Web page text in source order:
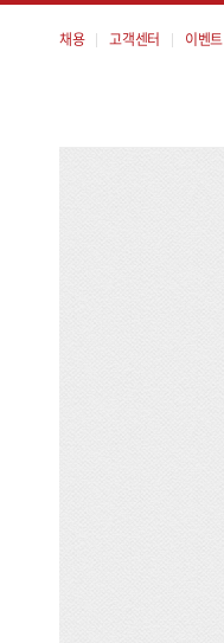
뉴
채용 고객센터 이벤트